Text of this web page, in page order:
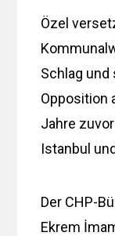
Özel
Schlag
Opposition
Jahre
Istanbul
Der CHP-
Ekrem